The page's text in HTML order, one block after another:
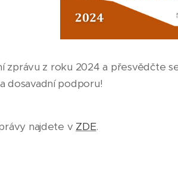
zprávu z roku 2024 a přesvědčte
dosavadní podporu!
najdete v ZDE.